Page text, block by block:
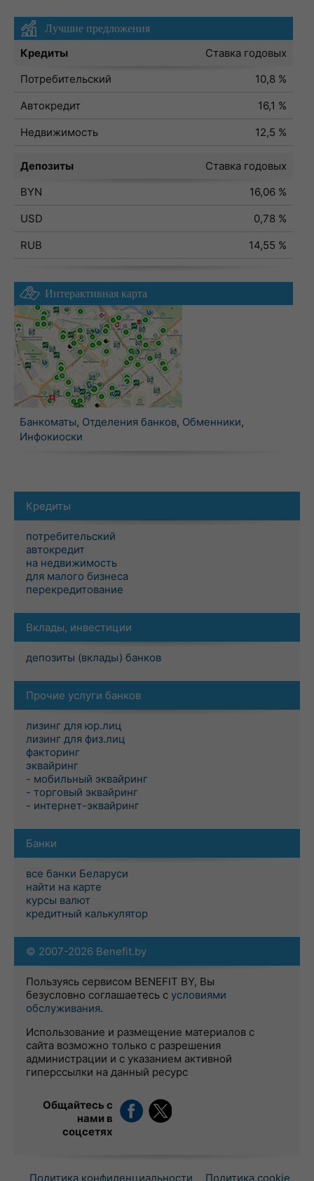
Лучшие предложения
Кредиты
Ставка годовых
Потребительский
10,8 %
Автокредит
16,1 %
Недвижимость
12,5 %
Депозиты
Ставка годовых
BYN
16,06 %
USD
0,78 %
RUB
14,55 %
Интерактивная карта
Банкоматы, Отделения банков, Обменники,
Инфокиоски
Кредиты
потребительский
автокредит
на недвижимость
для малого бизнеса
перекредитование
Вклады, инвестиции
депозиты (вклады) банков
Прочие услуги банков
лизинг для юр.лиц
лизинг для физ.лиц
факторинг
эквайринг
- мобильный эквайринг
- торговый эквайринг
- интернет-эквайринг
Банки
все банки Беларуси
найти на карте
курсы валют
кредитный калькулятор
© 2007-2026 Benefit.by
Пользуясь сервисом BENEFIT BY, Вы
безусловно соглашаетесь с условиями
обслуживания.
Использование и размещение материалов с
сайта возможно только с разрешения
администрации и с указанием активной
гиперссылки на данный ресурс
Общайтесь с
нами в
соцсетях
Политика конфиденциальности Политика cookie